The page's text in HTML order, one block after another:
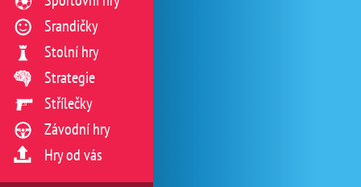
Srandičky
Stolní hry
Strategie
Střílečky
Závodní hry
Hry od vás